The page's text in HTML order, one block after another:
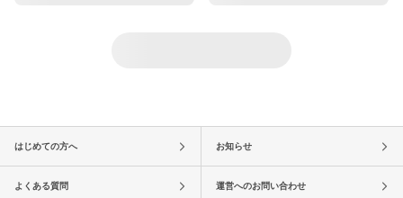
はじめての方へ お知らせ
よくある質問 運営へのお問い合わせ